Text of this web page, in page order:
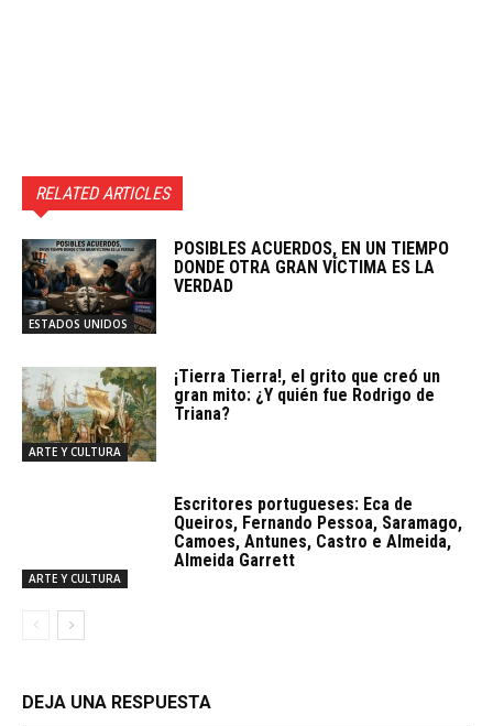
RELATED ARTICLES
ESTADOS UNIDOS
POSIBLES ACUERDOS, EN UN TIEMPO
DONDE OTRA GRAN VÍCTIMA ES LA
VERDAD
ARTE Y CULTURA
¡Tierra Tierra!, el grito que creó un
gran mito: ¿Y quién fue Rodrigo de
Triana?
ARTE Y CULTURA
Escritores portugueses: Eca de
Queiros, Fernando Pessoa, Saramago,
Camoes, Antunes, Castro e Almeida,
Almeida Garrett
DEJA UNA RESPUESTA